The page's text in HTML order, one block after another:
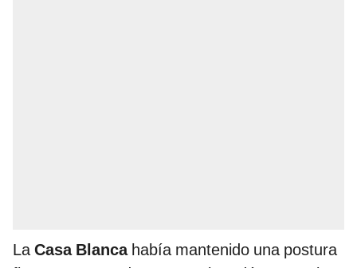
LaCasa Blancahabía mantenido una postura